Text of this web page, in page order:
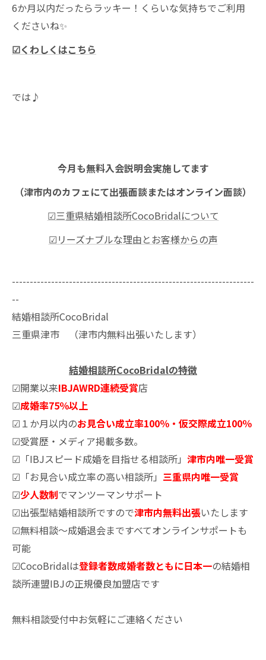
6か月以内だったらラッキー！くらいな気持ちでご利用
くださいね✨
☑くわしくはこちら
では♪
今月も無料入会説明会実施してます
（津市内のカフェにて出張面談またはオンライン面談）
☑三重県結婚相談所CocoBridalについて
☑リーズナブルな理由とお客様からの声
--------------------------------------------------------------------
--
結婚相談所CocoBridal
三重県津市 （津市内無料出張いたします）
結婚相談所CocoBridalの特徴
☑開業以来IBJAWRD連続受賞店
☑成婚率75％以上
☑１か月以内のお見合い成立率100％・仮交際成立100％
☑受賞歴・メディア掲載多数。
☑「IBJスピード成婚を目指せる相談所」 津市内唯一受賞
☑「お見合い成立率の高い相談所」 三重県内唯一受賞
☑少人数制でマンツーマンサポート
☑出張型結婚相談所ですので津市内無料出張いたします
☑無料相談～成婚退会まですべてオンラインサポートも
可能
☑CocoBridalは登録者数成婚者数ともに日本一の結婚相
談所連盟IBJの正規優良加盟店です
無料相談受付中お気軽にご連絡ください